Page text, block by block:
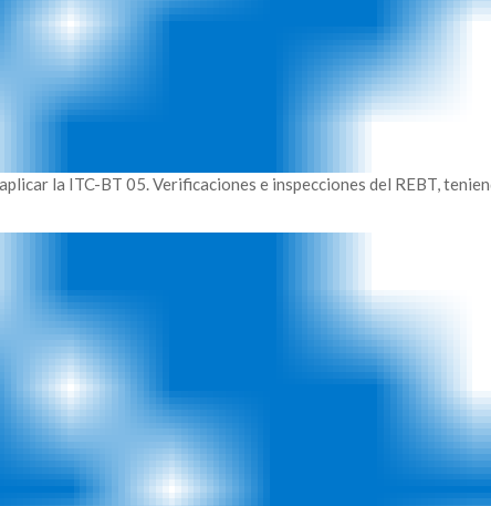
la ITC-BT 05. Verificaciones e inspecciones del REBT,